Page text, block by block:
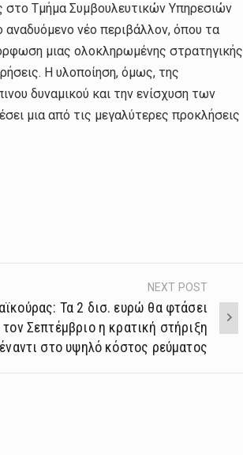
στο Τμήμα Συμβουλευτικών Υπηρεσιών
νέο περιβάλλον, όπου τα
μιας ολοκληρωμένης στρατηγικής
Η υλοποίηση, όμως, της
δυναμικού και την ενίσχυση των
μια από τις μεγαλύτερες προκλήσεις
NEXT POST
Τα 2 δισ. ευρώ θα φτάσει
τον Σεπτέμβριο η κρατική στήριξη
στο υψηλό κόστος ρεύματος